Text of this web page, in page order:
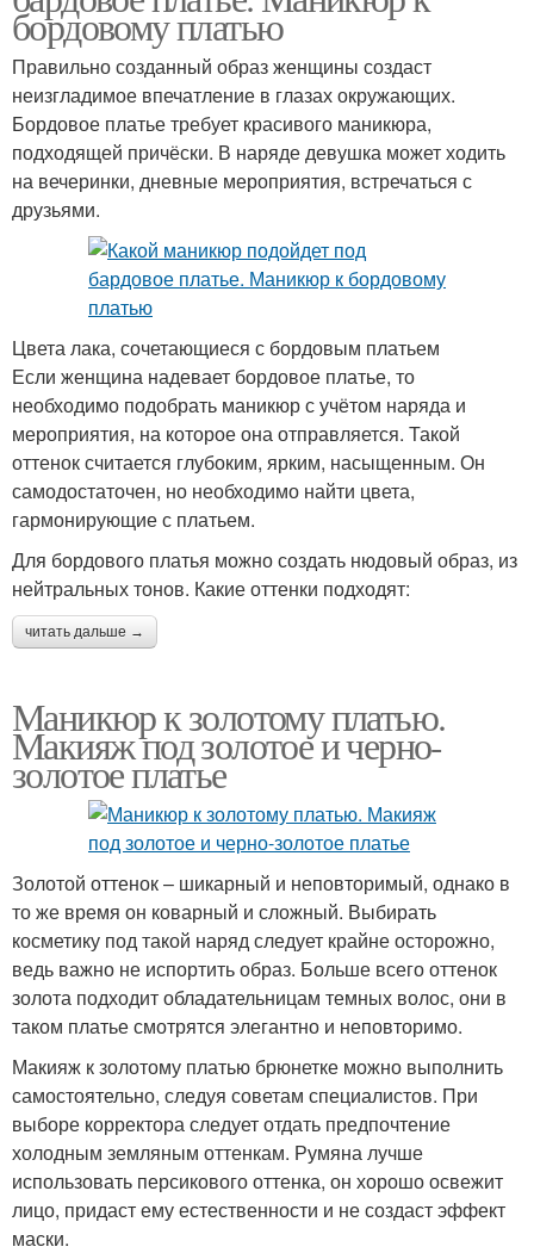
бордовому платью
Правильно созданный образ женщины создаст
неизгладимое впечатление в глазах окружающих.
Бордовое платье требует красивого маникюра,
подходящей причёски. В наряде девушка может ходить
на вечеринки, дневные мероприятия, встречаться с
друзьями.
Цвета лака, сочетающиеся с бордовым платьем
Если женщина надевает бордовое платье, то
необходимо подобрать маникюр с учётом наряда и
мероприятия, на которое она отправляется. Такой
оттенок считается глубоким, ярким, насыщенным. Он
самодостаточен, но необходимо найти цвета,
гармонирующие с платьем.
Для бордового платья можно создать нюдовый образ, из
нейтральных тонов. Какие оттенки подходят:
читать дальше →
Маникюр к золотому платью.
Макияж под золотое и черно-
золотое платье
Золотой оттенок – шикарный и неповторимый, однако в
то же время он коварный и сложный. Выбирать
косметику под такой наряд следует крайне осторожно,
ведь важно не испортить образ. Больше всего оттенок
золота подходит обладательницам темных волос, они в
таком платье смотрятся элегантно и неповторимо.
Макияж к золотому платью брюнетке можно выполнить
самостоятельно, следуя советам специалистов. При
выборе корректора следует отдать предпочтение
холодным земляным оттенкам. Румяна лучше
использовать персикового оттенка, он хорошо освежит
лицо, придаст ему естественности и не создаст эффект
маски.